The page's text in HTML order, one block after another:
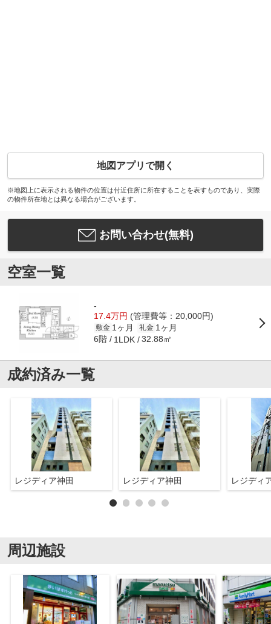
地図アプリで開く
※地図上に表示される物件の位置は付近住所に所在することを表すものであり、実際
の物件所在地とは異なる場合がございます。
お問い合わせ(無料)
空室一覧
-
17.4万円 (管理費等：20,000円)
敷金 1ヶ月 礼金 1ヶ月
6階 1LDK 32.88㎡
成約済み一覧
レジディア神田 レジディア神田 レジディ
周辺施設